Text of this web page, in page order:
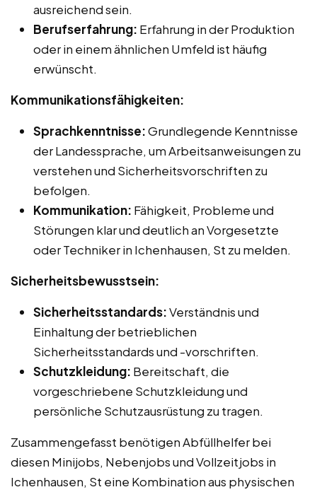
ausreichend sein.
Berufserfahrung: Erfahrung in der Produktion
oder in einem ähnlichen Umfeld ist häufig
erwünscht.
Kommunikationsfähigkeiten:
Sprachkenntnisse:Grundlegende Kenntnisse
der Landessprache, um Arbeitsanweisungen zu
verstehen und Sicherheitsvorschriften zu
befolgen.
Kommunikation: Fähigkeit, Probleme und
Störungen klar und deutlich an Vorgesetzte
oder Techniker in Ichenhausen, St zu melden.
Sicherheitsbewusstsein:
Sicherheitsstandards:Verständnis und
Einhaltung der betrieblichen
Sicherheitsstandards und -vorschriften.
Schutzkleidung: Bereitschaft, die
vorgeschriebene Schutzkleidung und
persönliche Schutzausrüstung zu tragen.
Zusammengefasst benötigen Abfüllhelfer bei
diesen Minijobs, Nebenjobs und Vollzeitjobs in
Ichenhausen, St eine Kombination aus physischen